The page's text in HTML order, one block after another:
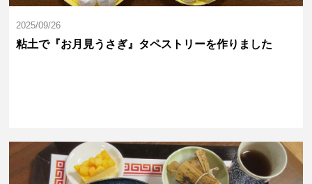
2025/09/26
粘土で『お月見うさぎ』タペストリーを作りました